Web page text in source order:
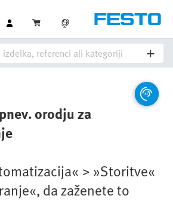
orodju za
> »Storitve«
da zaženete to